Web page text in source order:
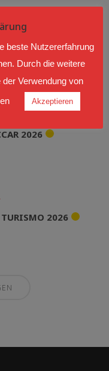
2026
TURISMO 2026
beste Nutzererfahrung
Durch die weitere
Verwendung von
Akzeptieren